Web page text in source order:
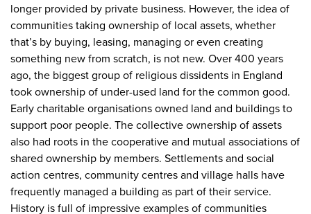
longer provided by private business. However, the idea of
communities taking ownership of local assets, whether
that’s by buying, leasing, managing or even creating
something new from scratch, is not new. Over 400 years
ago, the biggest group of religious dissidents in England
took ownership of under-used land for the common good.
Early charitable organisations owned land and buildings to
support poor people. The collective ownership of assets
also had roots in the cooperative and mutual associations of
shared ownership by members. Settlements and social
action centres, community centres and village halls have
frequently managed a building as part of their service.
History is full of impressive examples of communities